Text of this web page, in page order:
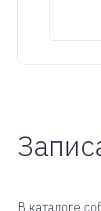
В каталоге